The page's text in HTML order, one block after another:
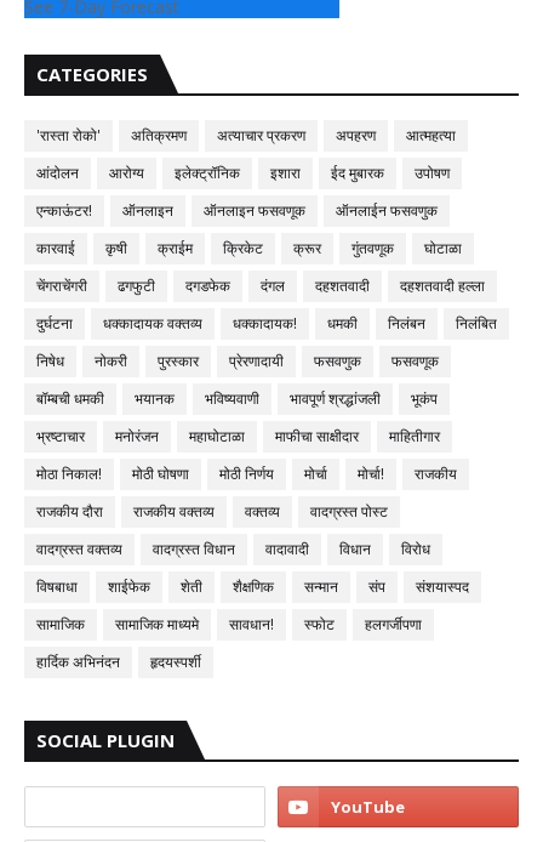
See 7-Day Forecast
CATEGORIES
'रास्ता रोको' अतिक्रमण अत्याचार प्रकरण अपहरण
आत्महत्या
आंदोलन
आरोग्य इलेक्ट्रॉनिक इशारा ईद मुबारक
उपोषण
एन्काऊंटर!
ऑनलाइन ऑनलाइन फसवणूक
ऑनलाईन फसवणुक
कारवाई
कृषी क्राईम क्रिकेट क्रूर गुंतवणूक
घोटाळा
चेंगराचेंगरी
ढगफुटी दगडफेक दंगल दहशतवादी
दहशतवादी हल्ला
दुर्घटना
धक्कादायक वक्तव्य धक्कादायक! धमकी निलंबन
निलंबित
निषेध
नोकरी पुरस्कार प्रेरणादायी फसवणुक
फसवणूक
बॉम्बची धमकी
भयानक भविष्यवाणी भावपूर्ण श्रद्धांजली
भूकंप
भ्रष्टाचार
मनोरंजन महाघोटाळा माफीचा साक्षीदार
माहितीगार
मोठा निकाल!
मोठी घोषणा मोठी निर्णय मोर्चा मोर्चा!
राजकीय
राजकीय दौरा
राजकीय वक्तव्य वक्तव्य
वादग्रस्त पोस्ट
वादग्रस्त वक्तव्य
वादग्रस्त विधान वादावादी विधान
विरोध
विषबाधा
शाईफेक शेती शैक्षणिक सन्मान संप
संशयास्पद
सामाजिक
सामाजिक माध्यमे सावधान! स्फोट
हलगर्जीपणा
हार्दिक अभिनंदन
हृदयस्पर्शी
SOCIAL PLUGIN